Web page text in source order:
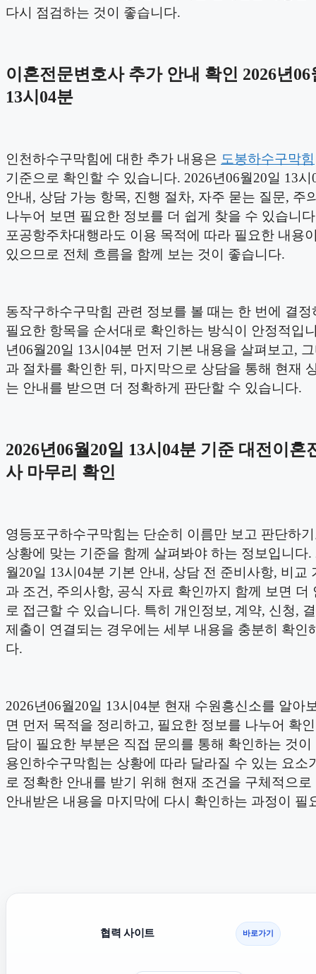
다시 점검하는 것이 좋습니다.
이혼전문변호사 추가 안내 확인 2026년06
13시04분
인천하수구막힘에 대한 추가 내용은 도봉하수구막힘
기준으로 확인할 수 있습니다. 2026년06월20일 13시
안내, 상담 가능 항목, 진행 절차, 자주 묻는 질문, 주
나누어 보면 필요한 정보를 더 쉽게 찾을 수 있습니
포공항주차대행라도 이용 목적에 따라 필요한 내용
있으므로 전체 흐름을 함께 보는 것이 좋습니다.
동작구하수구막힘 관련 정보를 볼 때는 한 번에 결정
필요한 항목을 순서대로 확인하는 방식이 안정적입
년06월20일 13시04분 먼저 기본 내용을 살펴보고,
과 절차를 확인한 뒤, 마지막으로 상담을 통해 현재
는 안내를 받으면 더 정확하게 판단할 수 있습니다.
2026년06월20일 13시04분 기준 대전이혼
사 마무리 확인
영등포구하수구막힘는 단순히 이름만 보고 판단하
상황에 맞는 기준을 함께 살펴봐야 하는 정보입니다.
월20일 13시04분 기본 안내, 상담 전 준비사항, 비교
과 조건, 주의사항, 공식 자료 확인까지 함께 보면 더
로 접근할 수 있습니다. 특히 개인정보, 계약, 신청,
제출이 연결되는 경우에는 세부 내용을 충분히 확인
다.
2026년06월20일 13시04분 현재 수원흥신소를 알아
면 먼저 목적을 정리하고, 필요한 정보를 나누어 확
담이 필요한 부분은 직접 문의를 통해 확인하는 것이
용인하수구막힘는 상황에 따라 달라질 수 있는 요소
로 정확한 안내를 받기 위해 현재 조건을 구체적으로
안내받은 내용을 마지막에 다시 확인하는 과정이 필
협력 사이트 바로가기